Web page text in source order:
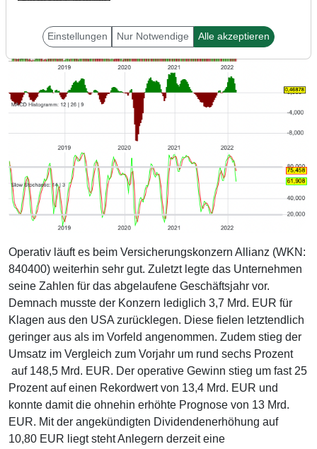
Operativ läuft es beim Versicherungskonzern Allianz (WKN:
840400) weiterhin sehr gut. Zuletzt legte das Unternehmen
seine Zahlen für das abgelaufene Geschäftsjahr vor.
Demnach musste der Konzern lediglich 3,7 Mrd. EUR für
Klagen aus den USA zurücklegen. Diese fielen letztendlich
geringer aus als im Vorfeld angenommen. Zudem stieg der
Umsatz im Vergleich zum Vorjahr um rund sechs Prozent
auf 148,5 Mrd. EUR. Der operative Gewinn stieg um fast 25
Prozent auf einen Rekordwert von 13,4 Mrd. EUR und
konnte damit die ohnehin erhöhte Prognose von 13 Mrd.
EUR. Mit der angekündigten Dividendenerhöhung auf
10,80 EUR liegt steht Anlegern derzeit eine
Einstellungen Nur Notwendige Alle akzeptieren